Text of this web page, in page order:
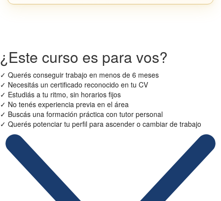
¿Este curso es para vos?
✓ Querés conseguir trabajo en menos de 6 meses
✓ Necesitás un certificado reconocido en tu CV
✓ Estudiás a tu ritmo, sin horarios fijos
✓ No tenés experiencia previa en el área
✓ Buscás una formación práctica con tutor personal
✓ Querés potenciar tu perfil para ascender o cambiar de trabajo